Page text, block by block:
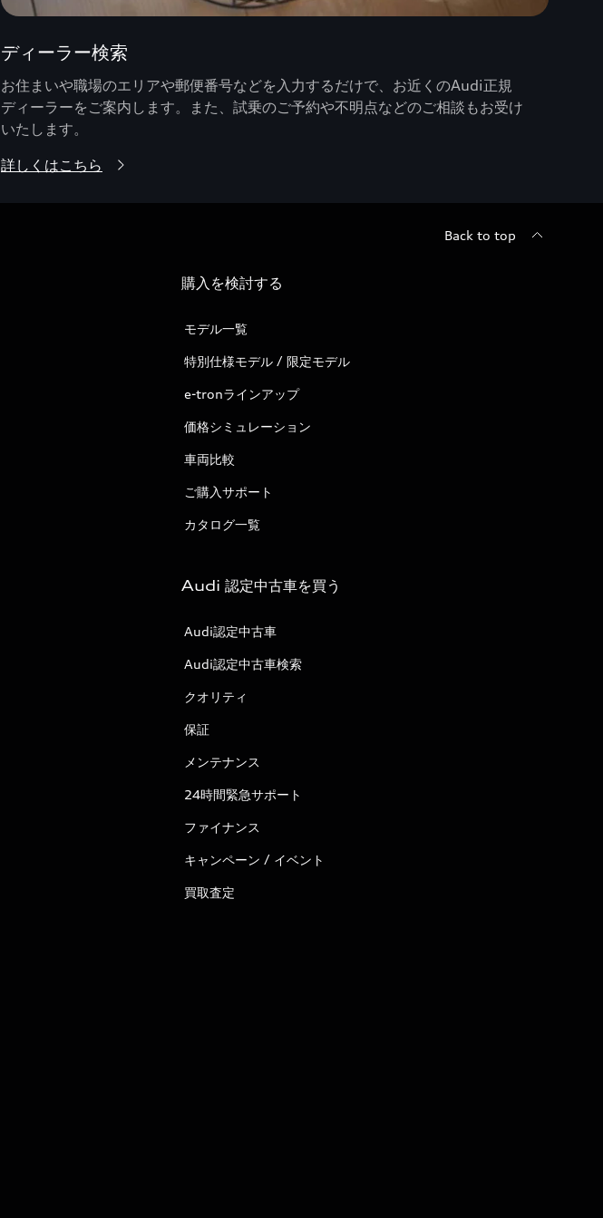
ディーラー検索
お住まいや職場のエリアや郵便番号などを入力するだけで、お近くのAudi正規
ディーラーをご案内します。また、試乗のご予約や不明点などのご相談もお受け
いたします。
詳しくはこちら
Back to top
購入を検討する
モデル一覧
特別仕様モデル / 限定モデル
e-tronラインアップ
価格シミュレーション
車両比較
ご購入サポート
カタログ一覧
Audi 認定中古車を買う
Audi認定中古車
Audi認定中古車検索
クオリティ
保証
メンテナンス
24時間緊急サポート
ファイナンス
キャンペーン / イベント
買取査定